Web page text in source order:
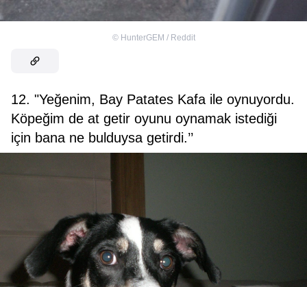
© HunterGEM / Reddit
12. "Yeğenim, Bay Patates Kafa ile oynuyordu.
Köpeğim de at getir oyunu oynamak istediği
için bana ne bulduysa getirdi.’’